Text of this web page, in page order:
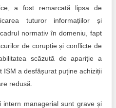
a fost remarcată lipsa de
tuturor informațiilor și
normativ în domeniu, fapt
de corupție și conflicte de
scăzută de apariție a
ISM a desfășurat puține achiziții
redusă.
intern managerial sunt grave și